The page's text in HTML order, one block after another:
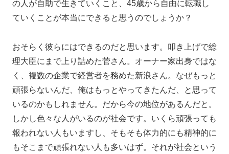
の人が自助で生きていくこと、45歳から自由に転職し
ていくことが本当にできると思うのでしょうか？
おそらく彼らにはできるのだと思います。叩き上げで総
理大臣にまで上り詰めた菅さん。オーナー家出身ではな
く、複数の企業で経営者を務めた新浪さん。なぜもっと
頑張らないんだ、俺はもっとやってきたんだ、と思って
いるのかもしれません。だから今の地位があるんだと。
しかし色々な人がいるのが社会です。いくら頑張っても
報われない人もいますし、そもそも体力的にも精神的に
もそこまで頑張れない人も多いはず。それが社会という